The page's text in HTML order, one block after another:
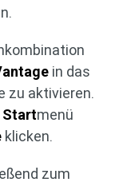
in das
zu aktivieren.
Startmenü
klicken.
zum